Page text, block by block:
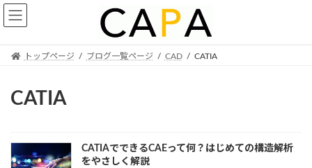
Skip
the
Skip
the
トップページ ブログ一覧ページ CAD CATIA
CATIA
CATIAでできるCAEって何？はじめての構造解析
をやさしく解説